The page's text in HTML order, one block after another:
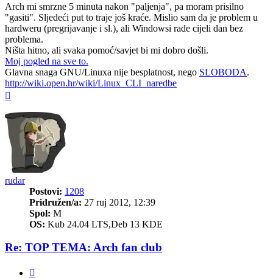
Arch mi smrzne 5 minuta nakon "paljenja", pa moram prisilno
"gasiti". Sljedeći put to traje još kraće. Mislio sam da je problem u
hardweru (pregrijavanje i sl.), ali Windowsi rade cijeli dan bez
problema.
Ništa hitno, ali svaka pomoć/savjet bi mi dobro došli.
Moj pogled na sve to.
Glavna snaga GNU/Linuxa nije besplatnost, nego SLOBODA.
http://wiki.open.hr/wiki/Linux_CLI_naredbe
rudar
Postovi: 1208
Pridružen/a: 27 ruj 2012, 12:39
Spol: M
OS: Kub 24.04 LTS,Deb 13 KDE
Re: TOP TEMA: Arch fan club